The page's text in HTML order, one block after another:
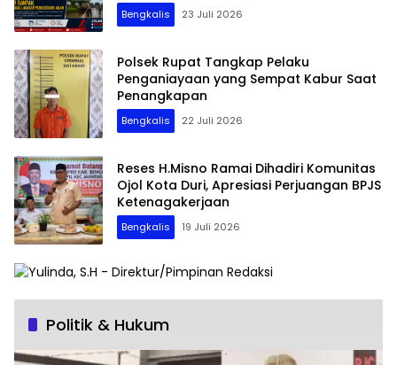
Bengkalis 23 Juli 2026
Polsek Rupat Tangkap Pelaku
Penganiayaan yang Sempat Kabur Saat
Penangkapan
Bengkalis 22 Juli 2026
Reses H.Misno Ramai Dihadiri Komunitas
Ojol Kota Duri, Apresiasi Perjuangan BPJS
Ketenagakerjaan
Bengkalis 19 Juli 2026
Politik & Hukum